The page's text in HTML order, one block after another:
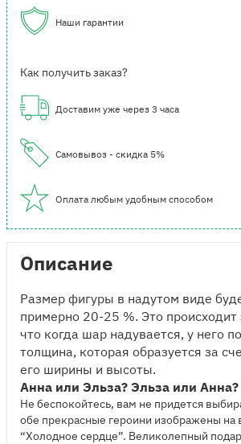
Наши гарантии
Как получить заказ?
Доставим уже через 3 часа
Самовывоз - скидка 5%
Оплата любым удобным способом
Описание
Размер фигуры в надутом виде
примерно 20-25 %. Это происходит
что когда шар надувается, у него
толщина, которая образуется за
его ширины и высоты.
Анна или Эльза? Эльза или Анна?
Не беспокойтесь, вам не придется
обе прекрасные героини изображены
“Холодное сердце”. Великолепный